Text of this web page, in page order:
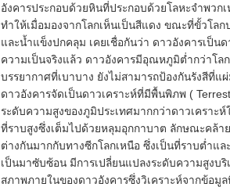
อังคารประกอบด้วยหินที่ประกอบด้วยโลหะจำพวก
ทำให้เมื่อมองจากโลกเห็นเป็นสีแดง ขณะที่ขั้วโล
และน้ำแข็งปกคลุม เคยเชื่อกันว่า ดาวอังคารเป็น
ความเป็นจริงแล้ว ดาวอังคารมีอุณหภูมิต่ำกว่าโล
บรรยากาศที่เบาบาง ยังไม่สามารถป้องกันรังสีที่แ
ดาวอังคารจัดเป็นดาวเคราะห์ที่มีพื้นพิภพ (
ระดับความสูงของภูมิประเทศมากกว่าดาวเคราะ
ที่ราบสูงซึ่งเต็มไปด้วยหลุมอุกกาบาต ลักษณะคล้
ต่างกันมากกับทางซีกโลกเหนือ ซึ่งเป็นที่ราบต่ำแ
เป็นมาซับซ้อน มีการเปลี่ยนแปลงระดับความสูงบ
สภาพภายในของดาวอังคารซึ่งวิเคราะห์จากข้อมู